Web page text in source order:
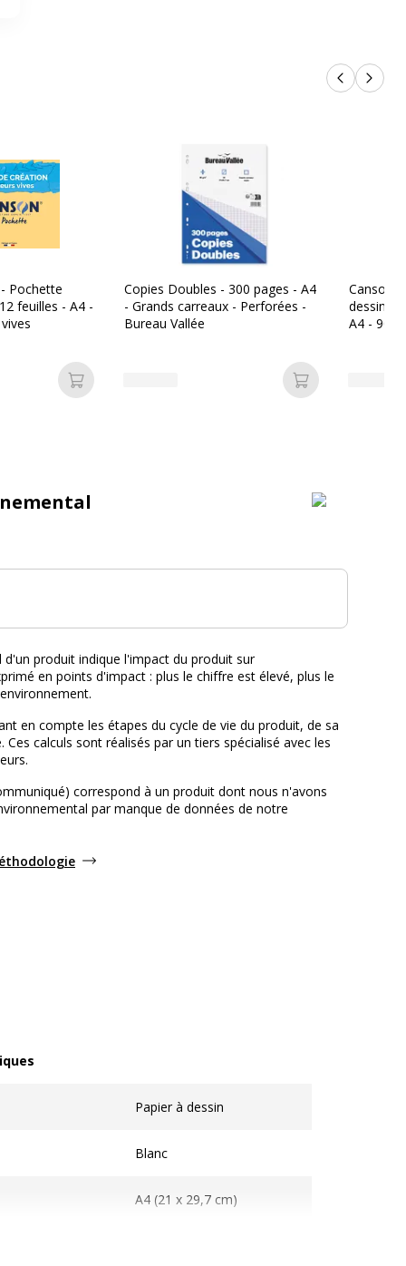
Produits
Pochette
feuilles - A4 -
Ajouter au panier
Copies Doubles - 300 pages - A4
- Grands carreaux - Perforées -
Bureau Vallée
Ajouter au
Canson
dessin
A4 - 90 gr
:
produit indique l'impact du produit sur
en points d'impact : plus le chiffre est élevé, plus le
en compte les étapes du cycle de vie du produit, de sa
calculs sont réalisés par un tiers spécialisé avec les
correspond à un produit dont nous n'avons
par manque de données de notre
Papier à dessin
Blanc
A4 (21 x 29,7 cm)